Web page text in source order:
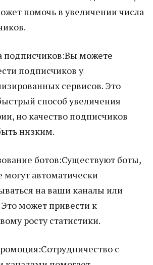
помочь в увеличении числа
подписчиков:Вы можете
подписчиков у
сервисов. Это
способ увеличения
но качество подписчиков
низким.
ботов:Существуют боты,
могут автоматически
на ваши каналы или
может привести к
росту статистики.
с